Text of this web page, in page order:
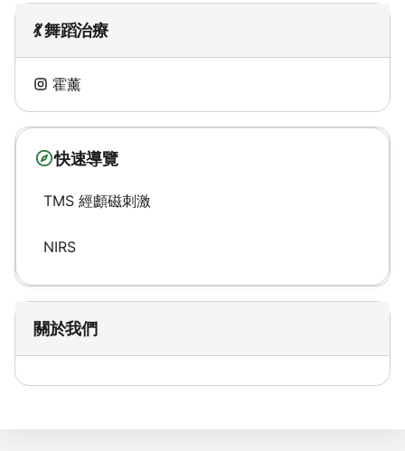
💃 舞蹈治療
霍薰
快速導覽
TMS 經顱磁刺激
NIRS
關於我們